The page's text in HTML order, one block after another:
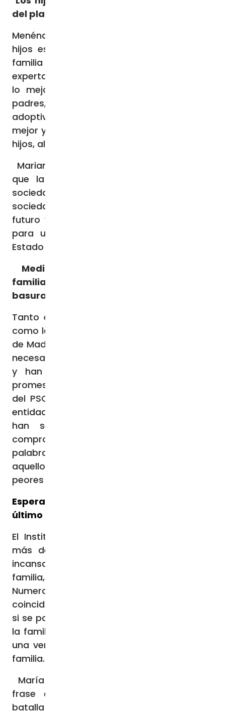
del planeta, según los expertos
Menéndez Zubillaga lo tiene claro: tener
hijos es lo mejor que pueda pasar a una
familia ya sean adoptivos o biológicos. La
experta en familia señala que: “los hijos son
lo mejor que nos pasa en la vida a los
padres, ya sean hijos biológicos o
adoptivos. Un hijo no es
mejor y el planeta no se estropea por tener
hijos, al revés los hijos cuidan el planeta”.
Mariano Martínez-Aedo, también recalca
que la familia es el pilar básico de la
sociedad y sobre la que se cimienta una
sociedad, incide en que sin familia no hay
futuro y sin hijos apenas habrá esperanza
para un país abocado a la quiebra del
Estado de Bienestar.
Medidas urgentes y necesarias: la
familia como prioridad y no contrato
basura
Tanto el
como la Asociación de Familias Numerosas
de Madrid (AFNM) han coincidido en que es
necesaria una verdadera voluntad política
y han mostrado su malestar ante las
promesas incumplidas por parte del PP y
del PSOE. Los respectivos líderes de estas
entidades se han mostrado descontentos y
han señalado que sin un verdadero
compromiso que no se quede en meras
palabras, no confiarán ni darán el voto para
aquellos que legislan y consolidan las
peores leyes para las familias.
Esperanza en revertir la situación, lo
último que pierden
El Instituto de Política Familiar (IPF), lleva
más de 22 años trabajando de manera
incansable en la defensa y promoción de la
familia, así como la Asociación de Familias
Numerosas de Madrid (AFNM) han
coincidido en que la situación es reversible
si se pone en valor el papel fundamental de
la familia y se empieza a poner en marcha
una verdadera política con perspectiva de
familia.
María Menéndez ha culminado con una
frase al respecto: “Sabemos que esta
batalla está ganada Cristo ha vencido al